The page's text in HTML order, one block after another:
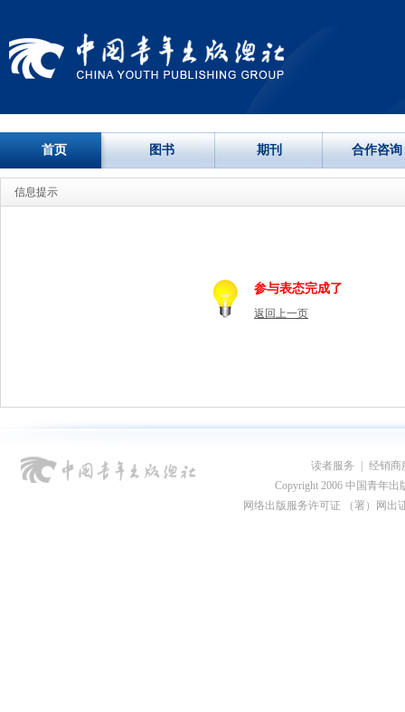
首页 图书 期刊 合作咨询
信息提示
参与表态完成了
返回上一页
读者服务
经销商
Copyright 2006 中国青年出
网络出版服务许可证 （署）网出